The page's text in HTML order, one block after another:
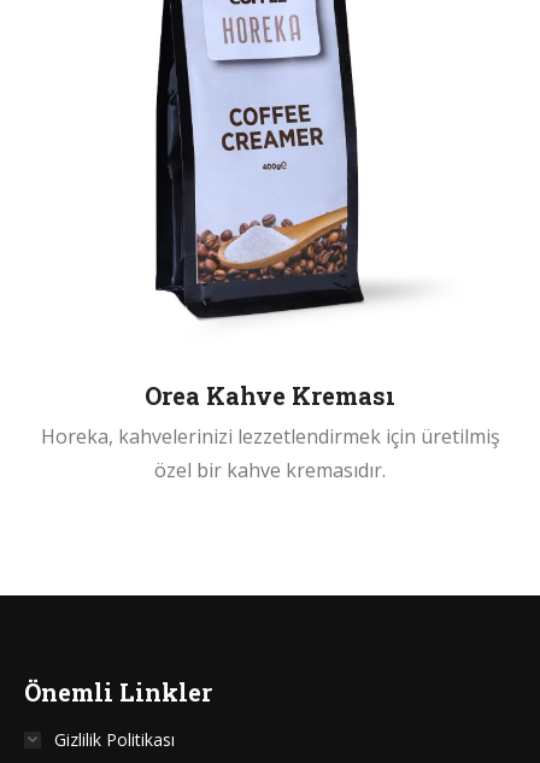
Orea Kahve Kreması
Horeka, kahvelerinizi lezzetlendirmek için üretilmiş
özel bir kahve kremasıdır.
Önemli Linkler
Gizlilik Politikası